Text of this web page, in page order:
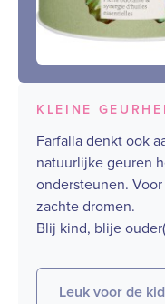
KLEINE
Farfalla denkt ook
natuurlijke geuren
ondersteunen.
zachte dromen.
Blij kind, blije
Leuk voor de